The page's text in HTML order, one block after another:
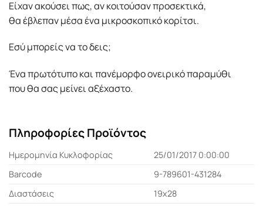
Είχαν ακούσει πως, αν κοιτούσαν προσεκτικά,
θα έβλεπαν µέσα ένα µικροσκοπικό κορίτσι.
Εσύ µπορείς να το δεις;
Ένα πρωτότυπο και πανέµορφο ονειρικό παραµύθι
που θα σας µείνει αξέχαστο.
Πληροφορίες Προϊόντος
Ημερομηνία Κυκλοφορίας
25/01/2017 0:00:00
Barcode
9-789601-431284
Διαστάσεις
19x28